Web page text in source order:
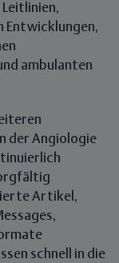
Entwicklungen,
ambulanten
der Angiologie
Artikel,
schnell in die